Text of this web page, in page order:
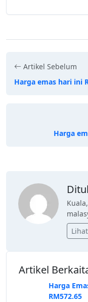
Artikel Sebelum
Harga emas hari ini
Harga
Artikel
Harga
RM572.65